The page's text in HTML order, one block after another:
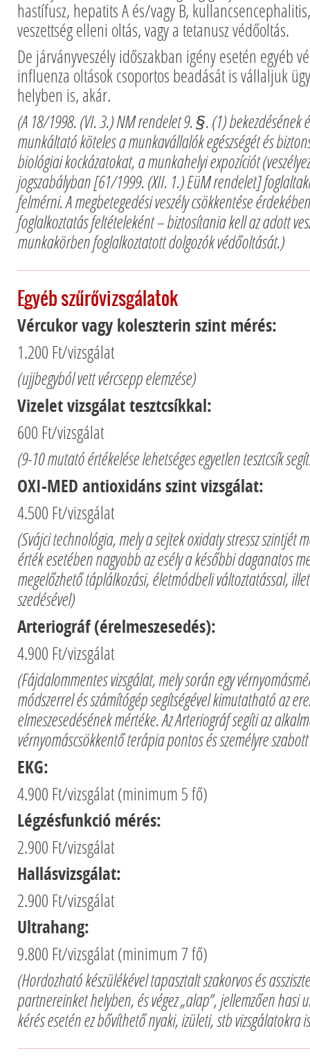
hastífusz, hepatits A és/vagy B,
veszettség elleni oltás, vagy a tetanusz védőoltás.
De járványveszély időszakban igény esetén egyéb
influenza oltások csoportos beadását is vállaljuk
helyben is, akár.
(A 18/1998. (VI. 3.) NM rendelet 9. §. (1) bekezdésének
munkáltató köteles a munkavállalók egészségét és
biológiai kockázatokat, a munkahelyi expozíciót
jogszabályban [61/1999. (XII. 1.) EüM rendelet]
felmérni. A megbetegedési veszély csökkentése
foglalkoztatás feltételeként – biztosítania kell az adott
munkakörben foglalkoztatott dolgozók védőoltását.)
Egyéb szűrővizsgálatok
Vércukor vagy koleszterin szint mérés:
1.200 Ft/vizsgálat
(ujjbegyból vett vércsepp elemzése)
Vizelet vizsgálat tesztcsíkkal:
600 Ft/vizsgálat
(9-10 mutató értékelése lehetséges egyetlen tesztcsík
OXI-MED antioxidáns szint vizsgálat:
4.500 Ft/vizsgálat
(Svájci technológia, mely a sejtek oxidaty stressz szintjét
érték esetében nagyobb az esély a későbbi daganatos
megelőzhető táplálkozási, életmódbeli változtatással,
szedésével)
Arteriográf (érelmeszesedés):
4.900 Ft/vizsgálat
(Fájdalommentes vizsgálat, mely során egy
módszerrel és számítógép segítségével kimutatható az
elmeszesedésének mértéke. Az Arteriográf segíti az
vérnyomáscsökkentő terápia pontos és személyre
EKG:
4.900 Ft/vizsgálat (minimum 5 fő)
Légzésfunkció mérés:
2.900 Ft/vizsgálat
Hallásvizsgálat:
2.900 Ft/vizsgálat
Ultrahang:
9.800 Ft/vizsgálat (minimum 7 fő)
(Hordozható készülékével tapasztalt szakorvos és
partnereinket helyben, és végez „alap”, jellemzően hasi
kérés esetén ez bővíthető nyaki, izületi, stb vizsgálatokra